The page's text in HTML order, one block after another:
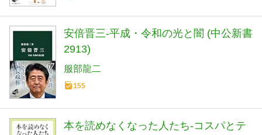
安倍晋三-平成・令和の光と闇 (中公新書
2913)
服部龍二
155
本を読めなくなった人たち-コスパとテ